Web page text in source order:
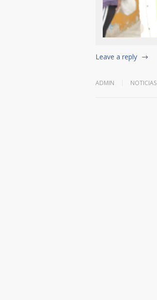
Leave a reply
ADMIN NOTICIAS